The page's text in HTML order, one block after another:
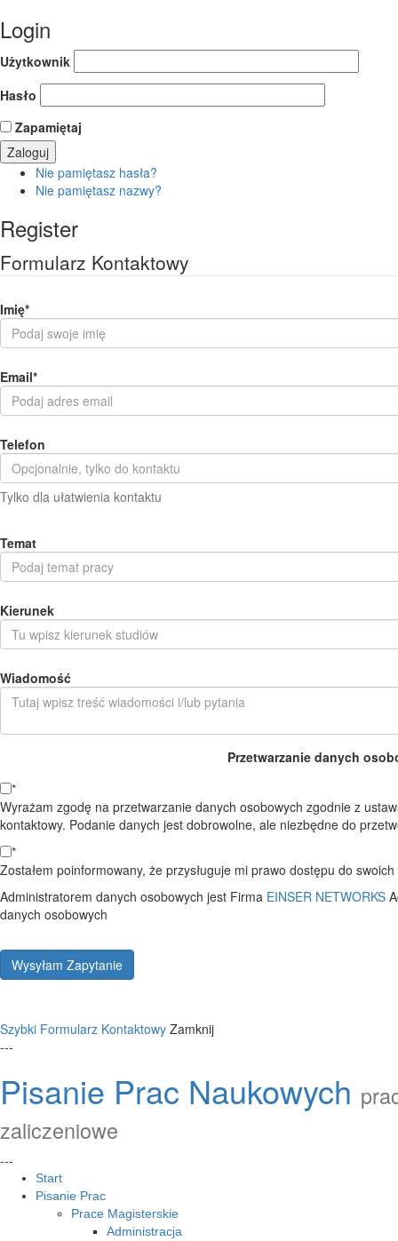
Login
Użytkownik
Hasło
Zapamiętaj
Nie pamiętasz hasła?
Nie pamiętasz nazwy?
Register
Formularz Kontaktowy
Imię*
Email*
Telefon
Tylko dla ułatwienia kontaktu
Temat
Kierunek
Wiadomość
Przetwarzanie danych
*
Wyrażam zgodę na przetwarzanie danych osobowych zgodnie z
kontaktowy. Podanie danych jest dobrowolne, ale niezbędne do
*
Zostałem poinformowany, że przysługuje mi prawo dostępu do
Administratorem danych osobowych jest Firma EINSER NETWORKS
danych osobowych
Wysyłam Zapytanie
Szybki Formularz Kontaktowy Zamknij
---
Pisanie Prac Naukowych
zaliczeniowe
---
Start
Pisanie Prac
Prace Magisterskie
Administracja